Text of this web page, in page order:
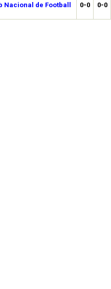
Nacional de Football 0-0 0-0